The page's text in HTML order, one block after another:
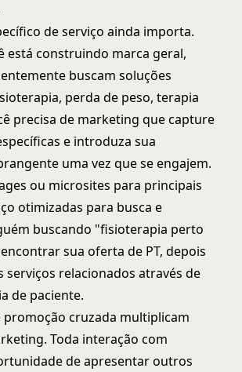
de serviço ainda importa.
está construindo marca geral,
buscam soluções
perda de peso, terapia
precisa de marketing que capture
e introduza sua
uma vez que se engajem.
ou microsites para principais
otimizadas para busca e
buscando "fisioterapia perto
sua oferta de PT, depois
serviços relacionados através de
de paciente.
promoção cruzada multiplicam
Toda interação com
de apresentar outros